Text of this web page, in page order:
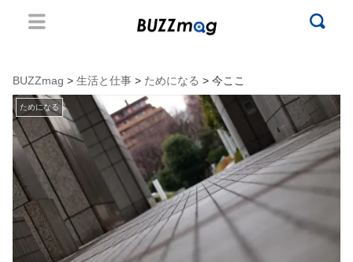
BUZZmag > 生活と仕事 > ためになる > 今ここ
ためになる